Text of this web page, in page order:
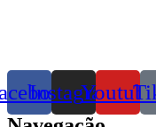
InstagramYoutube